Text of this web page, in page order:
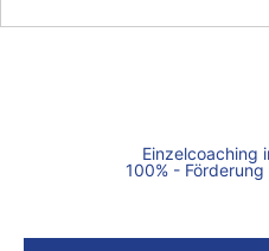
Einzelcoaching
100% - Förderung